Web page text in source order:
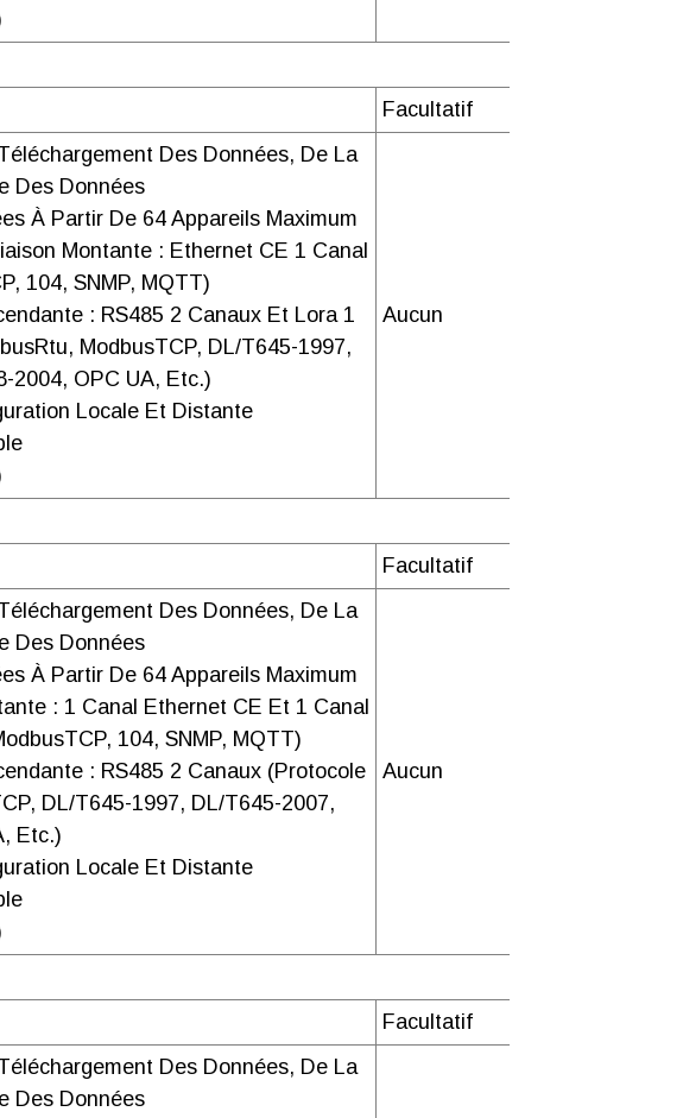
Facultatif
Des Données, De La
Des Données
À Partir De 64 Appareils Maximum
Montante : Ethernet CE 1 Canal
104, SNMP, MQTT)
: RS485 2 Canaux Et Lora 1
ModbusTCP, DL/T645-1997,
2004, OPC UA, Etc.)
Locale Et Distante
Aucun
Facultatif
Des Données, De La
Des Données
À Partir De 64 Appareils Maximum
: 1 Canal Ethernet CE Et 1 Canal
104, SNMP, MQTT)
: RS485 2 Canaux (protocole
DL/T645-1997, DL/T645-2007,
Etc.)
Locale Et Distante
Aucun
Facultatif
Des Données, De La
Des Données
de 8 Go Disque dur électronique
de couplage à deux canaux RS485
capacité d'auto-adaptation 10/100
235*150*125mm
du colis (24 PCS)
615*480*405mm
des
1E2S1